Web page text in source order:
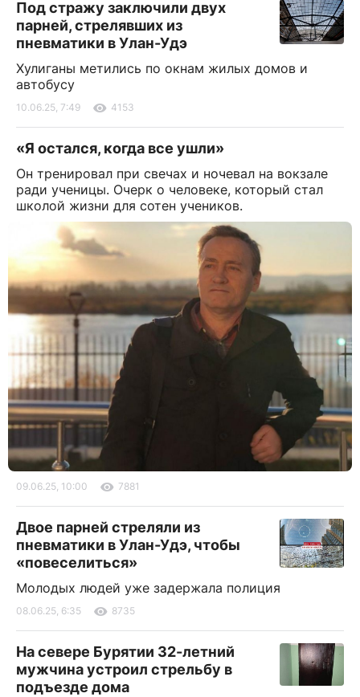
Под стражу заключили двух
парней, стрелявших из
пневматики в Улан-Удэ
Хулиганы метились по окнам жилых домов и
автобусу
10.06.25, 7:49 4153
«Я остался, когда все ушли»
Он тренировал при свечах и ночевал на вокзале
ради ученицы. Очерк о человеке, который стал
школой жизни для сотен учеников.
09.06.25, 10:00 7881
Двое парней стреляли из
пневматики в Улан-Удэ, чтобы
«повеселиться»
Молодых людей уже задержала полиция
08.06.25, 6:35 8735
На севере Бурятии 32-летний
мужчина устроил стрельбу в
подъезде дома